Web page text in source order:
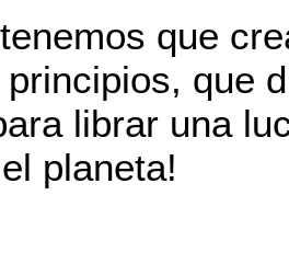
que
que
librar una
planeta!